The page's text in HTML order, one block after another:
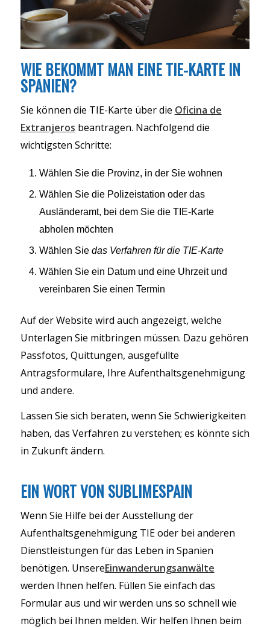
WIE BEKOMMT MAN EINE TIE-KARTE IN
SPANIEN?
Sie können die TIE-Karte über die Oficina de
Extranjeros beantragen. Nachfolgend die
wichtigsten Schritte:
Wählen Sie die Provinz, in der Sie wohnen
Wählen Sie die Polizeistation oder das
Ausländeramt, bei dem Sie die TIE-Karte
abholen möchten
Wählen Sie das Verfahren für die TIE-Karte
Wählen Sie ein Datum und eine Uhrzeit und
vereinbaren Sie einen Termin
Auf der Website wird auch angezeigt, welche
Unterlagen Sie mitbringen müssen. Dazu gehören
Passfotos, Quittungen, ausgefüllte
Antragsformulare, Ihre Aufenthaltsgenehmigung
und andere.
Lassen Sie sich beraten, wenn Sie Schwierigkeiten
haben, das Verfahren zu verstehen; es könnte sich
in Zukunft ändern.
EIN WORT VON SUBLIMESPAIN
Wenn Sie Hilfe bei der Ausstellung der
Aufenthaltsgenehmigung TIE oder bei anderen
Dienstleistungen für das Leben in Spanien
benötigen. UnsereEinwanderungsanwälte
werden Ihnen helfen. Füllen Sie einfach das
Formular aus und wir werden uns so schnell wie
möglich bei Ihnen melden. Wir helfen Ihnen beim